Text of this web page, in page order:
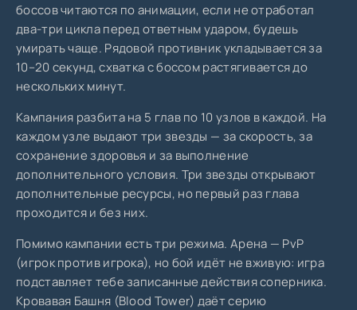
боссов читаются по анимации, если не отработал
два-три цикла перед ответным ударом, будешь
умирать чаще. Рядовой противник укладывается за
10–20 секунд, схватка с боссом растягивается до
нескольких минут.
Кампания разбита на 5 глав по 10 узлов в каждой. На
каждом узле выдают три звезды — за скорость, за
сохранение здоровья и за выполнение
дополнительного условия. Три звезды открывают
дополнительные ресурсы, но первый раз глава
проходится и без них.
Помимо кампании есть три режима. Арена — PvP
(игрок против игрока), но бой идёт не вживую: игра
подставляет тебе записанные действия соперника.
Кровавая Башня (Blood Tower) даёт серию